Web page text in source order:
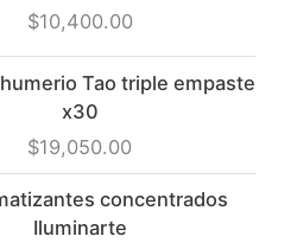
$10,400.00
Tao triple empaste
x30
$19,050.00
concentrados
Iluminarte